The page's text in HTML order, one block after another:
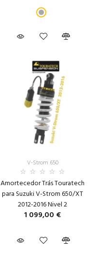
V-Strom 650
Amortecedor Trás Touratech
para Suzuki V-Strom 650/XT
2012-2016 Nivel 2
1 099,00 €